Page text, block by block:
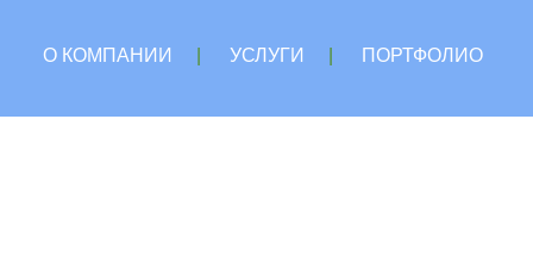
О КОМПАНИИ УСЛУГИ
ПОРТФОЛИО